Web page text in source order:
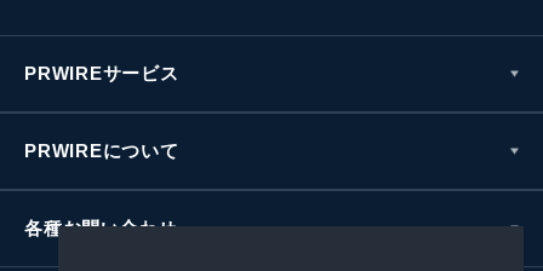
PRWIREサービス
PRWIREについて
各種お問い合わせ